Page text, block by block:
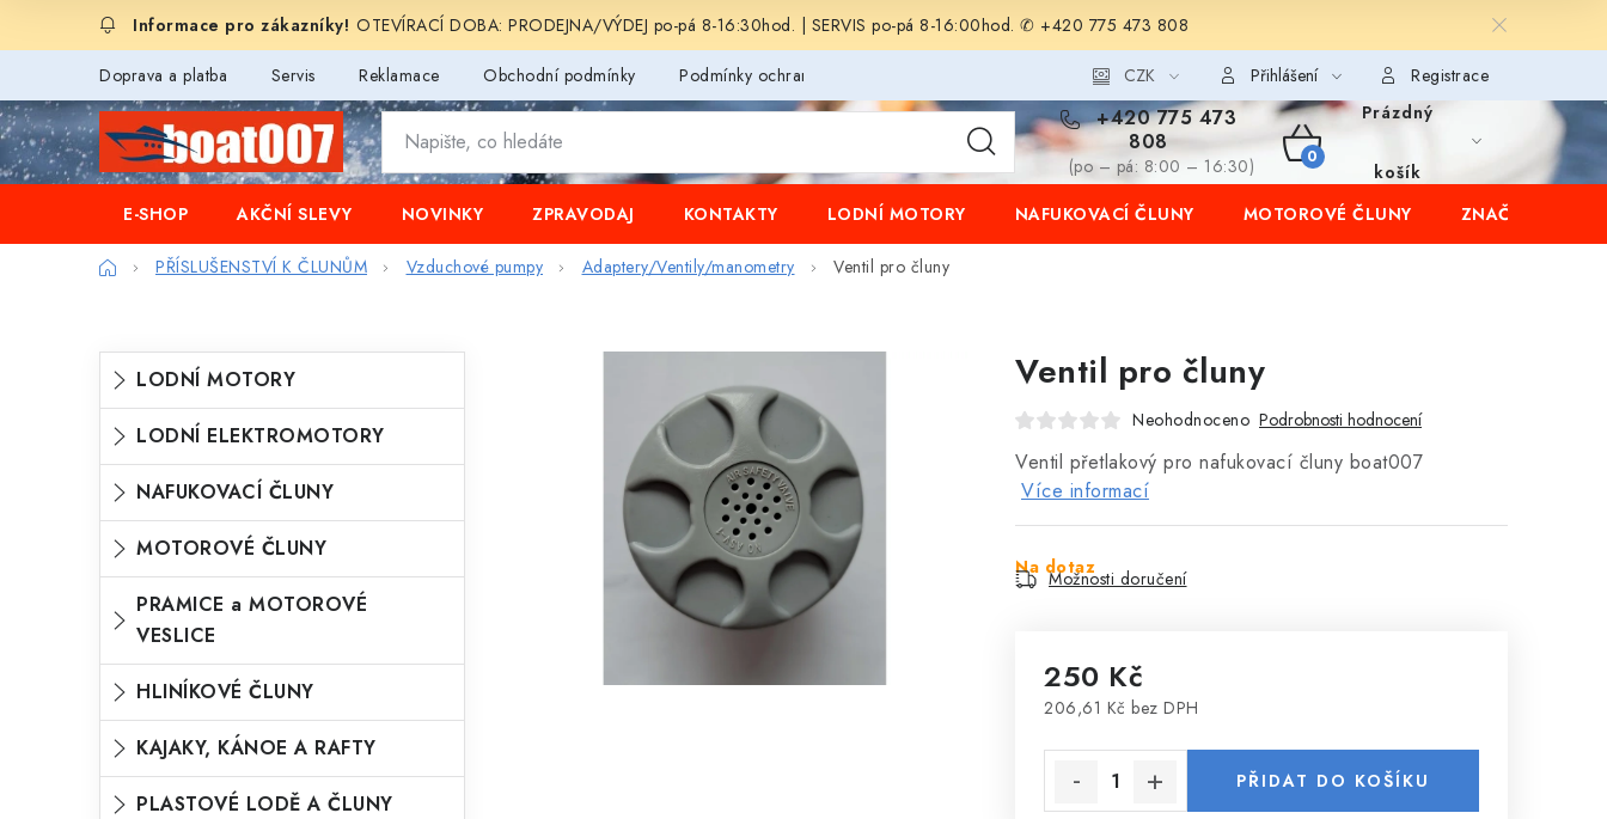
OTEVÍRACÍ DOBA: PRODEJNA/VÝDEJ po-pá 8-16:30hod. | SERVIS po-pá 8-16:00hod. ✆ +420 775 473 808
Doprava a platba Servis Reklamace Obchodní podmínky Podmínky ochrany osobních údajů CZK Přihlášení Registrace
+420 775 473
808
(po – pá: 8:00 – 16:30)
NÁKUPNÍ
KOŠÍK
Prázdný
košík
E-SHOP
AKČNÍ SLEVY NOVINKY ZPRAVODAJ KONTAKTY LODNÍ MOTORY NAFUKOVACÍ ČLUNY MOTOROVÉ ČLUNY ZNAČKY
DomůPŘÍSLUŠENSTVÍ K ČLUNŮM Vzduchové pumpy Adaptery/Ventily/manometry Ventil pro čluny
P
o
t
a
n
n
p
a
n
e
Přeskočit
kategorie
K
a
e
g
o
e
LODNÍ MOTORY
LODNÍ ELEKTROMOTORY
NAFUKOVACÍ ČLUNY
MOTOROVÉ ČLUNY
PRAMICE a MOTOROVÉ
VESLICE
HLINÍKOVÉ ČLUNY
KAJAKY, KÁNOE A RAFTY
PLASTOVÉ LODĚ A ČLUNY
Ventil pro čluny
Neohodnoceno Podrobnosti hodnocení
Ventil přetlakový pro nafukovací čluny boat007
Více informací
Na dotaz
Možnosti doručení
250 Kč
206,61 Kč bez DPH
PŘIDAT DO KOŠÍKU